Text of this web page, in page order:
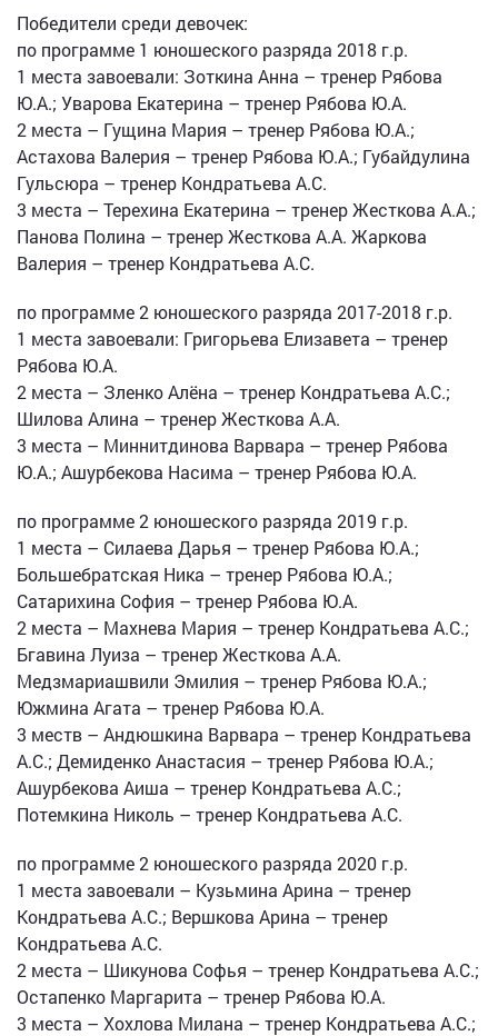
Победители среди девочек:
по программе 1 юношеского разряда 2018 г.р.
1 места завоевали: Зоткина Анна – тренер Рябова
Ю.А.; Уварова Екатерина – тренер Рябова Ю.А.
2 места – Гущина Мария – тренер Рябова Ю.А.;
Астахова Валерия – тренер Рябова Ю.А.; Губайдулина
Гульсюра – тренер Кондратьева А.С.
3 места – Терехина Екатерина – тренер Жесткова А.А.;
Панова Полина – тренер Жесткова А.А. Жаркова
Валерия – тренер Кондратьева А.С.
по программе 2 юношеского разряда 2017-2018 г.р.
1 места завоевали: Григорьева Елизавета – тренер
Рябова Ю.А.
2 места – Зленко Алёна – тренер Кондратьева А.С.;
Шилова Алина – тренер Жесткова А.А.
3 места – Миннитдинова Варвара – тренер Рябова
Ю.А.; Ашурбекова Насима – тренер Рябова Ю.А.
по программе 2 юношеского разряда 2019 г.р.
1 места – Силаева Дарья – тренер Рябова Ю.А.;
Большебратская Ника – тренер Рябова Ю.А.;
Сатарихина София – тренер Рябова Ю.А.
2 места – Махнева Мария – тренер Кондратьева А.С.;
Бгавина Луиза – тренер Жесткова А.А.
Медзмариашвили Эмилия – тренер Рябова Ю.А.;
Южмина Агата – тренер Рябова Ю.А.
3 меств – Андюшкина Варвара – тренер Кондратьева
А.С.; Демиденко Анастасия – тренер Рябова Ю.А.;
Ашурбекова Аиша – тренер Кондратьева А.С.;
Потемкина Николь – тренер Кондратьева А.С.
по программе 2 юношеского разряда 2020 г.р.
1 места завоевали – Кузьмина Арина – тренер
Кондратьева А.С.; Вершкова Арина – тренер
Кондратьева А.С.
2 места – Шикунова Софья – тренер Кондратьева А.С.;
Остапенко Маргарита – тренер Рябова Ю.А.
3 места – Хохлова Милана – тренер Кондратьева А.С.;